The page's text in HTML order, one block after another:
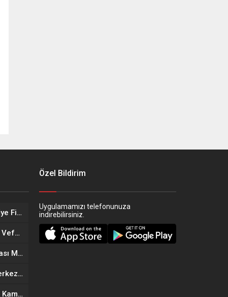
Eskişehir’in Altın Kızları Türkiye Finalleri Yolunda!
Eskişehir Sağlık Teşkilatında Vefa Buluşması
Eskişehir’in Yeni Döner Noktası MOGAF Döner Hizmete Açıldı
Eskişehir’de Yeni Güzellik Merkezi Açıldı: Kıymet Önder Güzellik Merkezi Cilt bakım
Anneler Günü’ne Özel Büyük Kampanya: Goldes Kuyumculuk’ta İndirim ve Hediye Fırsatı
Özel Bildirim
Uygulamamızı telefonunuza
indirebilirsiniz.